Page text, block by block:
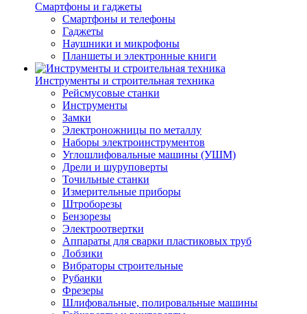
Смартфоны и гаджеты
Смартфоны и телефоны
Гаджеты
Наушники и микрофоны
Планшеты и электронные книги
Инструменты и строительная техника
Рейсмусовые станки
Инструменты
Замки
Электроножницы по металлу
Наборы электроинструментов
Углошлифовальные машины (УШМ)
Дрели и шуруповерты
Точильные станки
Измерительные приборы
Штроборезы
Бензорезы
Электроотвертки
Аппараты для сварки пластиковых труб
Лобзики
Вибраторы строительные
Рубанки
Фрезеры
Шлифовальные, полировальные машины